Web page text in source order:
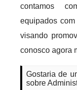
contamos
equipados
visando
conosco agora
Gostaria de
sobre